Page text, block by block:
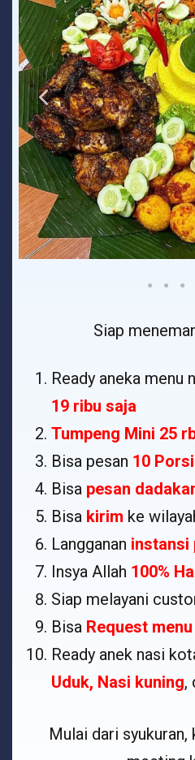
Siap
Ready aneka menu
19 ribu saja
Tumpeng Mini 25
Bisa pesan 10 Porsi
Bisa pesan
Bisa kirim ke
Langganan instansi
Insya Allah 100%
Siap melayani
Bisa Request menu
Ready anek nasi
Uduk, Nasi kuning,
Mulai dari syukuran,